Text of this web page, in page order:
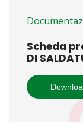
Scheda
DI